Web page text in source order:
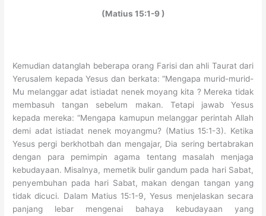
(Matius 15:1-9 )
Kemudian datanglah beberapa orang Farisi dan ahli Taurat dari
Yerusalem kepada Yesus dan berkata: “Mengapa murid-murid-
Mu melanggar adat istiadat nenek moyang kita ? Mereka tidak
membasuh tangan sebelum makan. Tetapi jawab Yesus
kepada mereka: “Mengapa kamupun melanggar perintah Allah
demi adat istiadat nenek moyangmu? (Matius 15:1-3). Ketika
Yesus pergi berkhotbah dan mengajar, Dia sering bertabrakan
dengan para pemimpin agama tentang masalah menjaga
kebudayaan. Misalnya, memetik bulir gandum pada hari Sabat,
penyembuhan pada hari Sabat, makan dengan tangan yang
tidak dicuci. Dalam Matius 15:1-9, Yesus menjelaskan secara
panjang lebar mengenai bahaya kebudayaan yang